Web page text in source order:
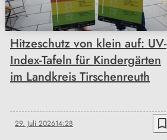
Hitzeschutz von klein auf: UV-
Index-Tafeln für Kindergärten
im Landkreis Tirschenreuth
29. Juli 202614:28 bookmark_border